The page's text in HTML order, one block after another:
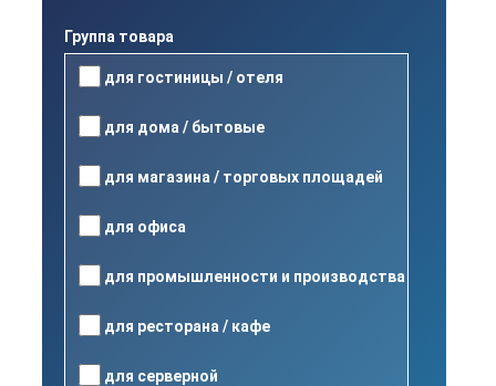
Группа товара
для гостиницы / отеля
для дома / бытовые
для магазина / торговых площадей
для офиса
для промышленности и производства
для ресторана / кафе
для серверной